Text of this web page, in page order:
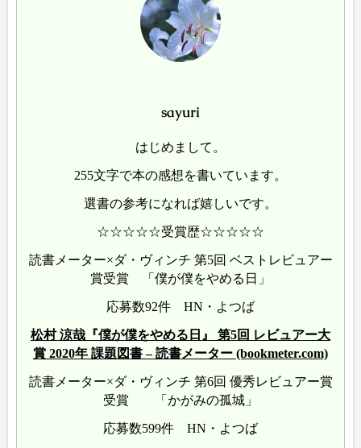
sayuri
はじめまして。
255文字で本の感想を書いています。
選書の参考になれば嬉しいです。
☆☆☆☆☆受賞歴☆☆☆☆☆
読書メーター×ダ・ヴィンチ 第5回 ベストレビュアー
賞受賞 「僕が僕をやめる日」
応募数92件 HN・よつば
松村 涼哉『僕が僕をやめる日』 第5回 レビュアー大
賞 2020年 課題図書 – 読書メーター (bookmeter.com)
読書メーター×ダ・ヴィンチ 第6回 優秀レビュアー賞
受賞 「かがみの孤城」
応募数599件 HN・よつば